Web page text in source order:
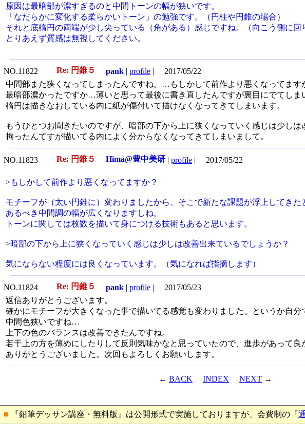
原因は最暗部が濃すぎるのと中間トーンの幅が狭いです。
「なだらかに変化する柔らかいトーン」の勉強です。（円柱や円錐の場合）
それと底楕円の両端が少し尖っている（角がある）感じですね。（向こう側に回
とりあえず質感は無視してください。
NO.11822 Re: 円錐５ pank | profile |
2017/05/22
中間部また狭くなってしまったんですね。…もしかして前作より悪くなってます
最暗部濃かったですか…薄いと思って最後に書き直したんですが裏目にでてしま
楕円は描きなおしている内に紙が傷付いて描けなくなってきてしまいます。
もうひとつお聞きたいのですが、暗部の下から上に狭くなっていく感じは少し
拘ったんてすが描いてる内によく分からなくなってきてしまいまして。
NO.11823 Re: 円錐５ Hima@豊中美研 | profile | 2017/05/22
>もしかして前作より悪くなってますか？
モチーフが（太い円錐に）変わりましたから、そこで新たな課題が浮上してきた
あるべき中間調の幅が広くなりますしね。
トーンに関しては枚数を描いて身につける技術もあると思います。
>暗部の下から上に狭くなっていく感じは少しは改善出来ているでしょうか？
気にならない程度には良くなっています。（気になれば指摘します）
NO.11824 Re: 円錐５ pank | profile |
2017/05/23
返信ありがとうございます。
確かにモチーフが大きくなった事で描いてる感覚も変わりました。というか自分
中間色狭いですね…
上下の色のバランスは改善できたんですね。
若干上の方を薄めにしたりして反則気味かなと思っていたので、進歩があって良
ありがとうございました。次回もよろしくお願いします。
← BACK INDEX NEXT →
■ 『鉛筆デッサン講座・無料版』は公開形式で実施しておりますが、会費制の『